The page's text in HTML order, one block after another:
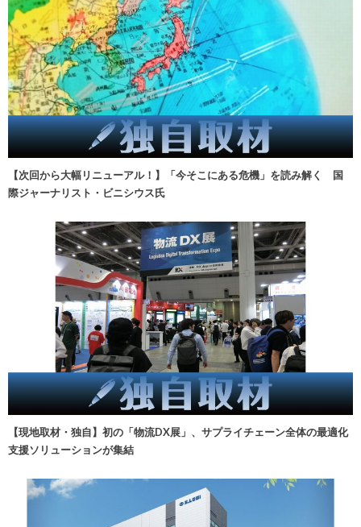
【次回から大幅リニューアル！】「今そこにある危機」を読み解く 国
際ジャーナリスト・ビニシウス氏
【現地取材・独自】初の「物流DX展」、サプライチェーン全体の最適化
支援ソリューションが集結